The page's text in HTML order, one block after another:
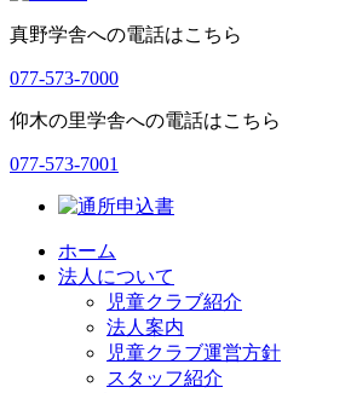
真野学舎への電話はこちら
077-573-7000
仰木の里学舎への電話はこちら
077-573-7001
ホーム
法人について
児童クラブ紹介
法人案内
児童クラブ運営方針
スタッフ紹介